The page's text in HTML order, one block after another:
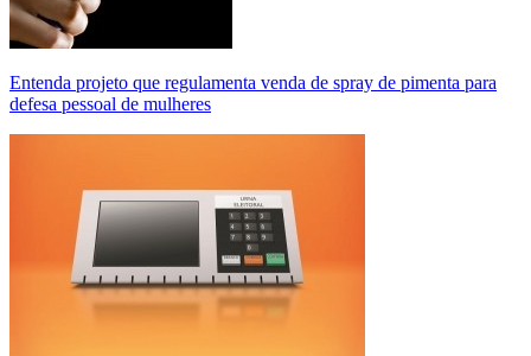
Entenda projeto que regulamenta venda de spray de pimenta para
defesa pessoal de mulheres